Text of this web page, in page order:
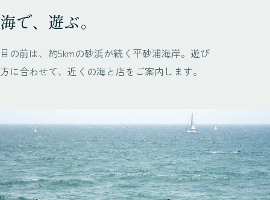
海で、遊ぶ。
目の前は、約5kmの砂浜が続く平砂浦海岸。遊び
方に合わせて、近くの海と店をご案内します。